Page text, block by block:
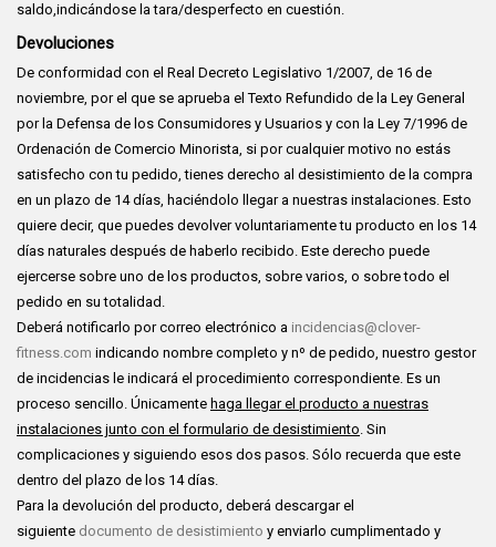
saldo,indicándose la tara/desperfecto en cuestión.
Devoluciones
De conformidad con el Real Decreto Legislativo 1/2007, de 16 de
noviembre, por el que se aprueba el Texto Refundido de la Ley General
por la Defensa de los Consumidores y Usuarios y con la Ley 7/1996 de
Ordenación de Comercio Minorista, si por cualquier motivo no estás
satisfecho con tu pedido, tienes derecho al desistimiento de la compra
en un plazo de 14 días, haciéndolo llegar a nuestras instalaciones. Esto
quiere decir, que puedes devolver voluntariamente tu producto en los 14
días naturales después de haberlo recibido. Este derecho puede
ejercerse sobre uno de los productos, sobre varios, o sobre todo el
pedido en su totalidad.
Deberá notificarlo por correo electrónico a incidencias@clover-
fitness.com indicando nombre completo y nº de pedido, nuestro gestor
de incidencias le indicará el procedimiento correspondiente. Es un
proceso sencillo. Únicamente haga llegar el producto a nuestras
instalaciones junto con el formulario de desistimiento. Sin
complicaciones y siguiendo esos dos pasos. Sólo recuerda que este
dentro del plazo de los 14 días.
Para la devolución del producto, deberá descargar el
siguiente documento de desistimiento y enviarlo cumplimentado y